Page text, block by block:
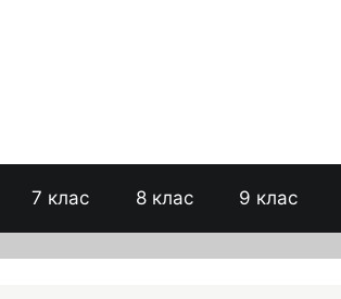
7 клас 8 клас 9 клас